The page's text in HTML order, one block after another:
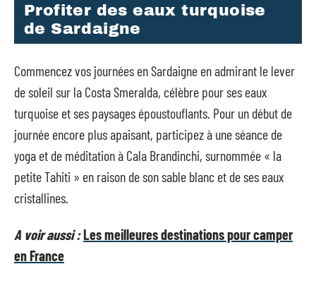
Profiter des eaux turquoise
de Sardaigne
Commencez vos journées en Sardaigne en admirant le lever
de soleil sur la Costa Smeralda, célèbre pour ses eaux
turquoise et ses paysages époustouflants. Pour un début de
journée encore plus apaisant, participez à une séance de
yoga et de méditation à Cala Brandinchi, surnommée « la
petite Tahiti » en raison de son sable blanc et de ses eaux
cristallines.
A voir aussi :Les meilleures destinations pour camper
en France